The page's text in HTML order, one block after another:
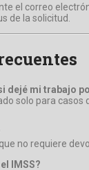
el correo
de la solicitud.
dejé mi trabajo
solo para casos
no requiere
IMSS?